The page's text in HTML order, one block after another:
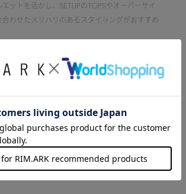
ットを活かし、SETUPのTOPSやオーバーサイ
合わせたメリハリのあるスタイリングがおすすめ
、
ットサンダルを合わせれば洗練されたデイリース